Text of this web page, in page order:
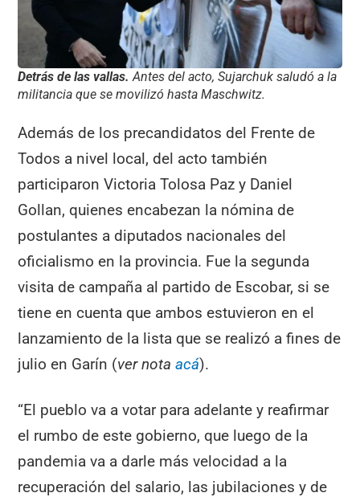
Detrás de las vallas. Antes del acto, Sujarchuk saludó a la
militancia que se movilizó hasta Maschwitz.
Además de los precandidatos del Frente de
Todos a nivel local, del acto también
participaron Victoria Tolosa Paz y Daniel
Gollan, quienes encabezan la nómina de
postulantes a diputados nacionales del
oficialismo en la provincia. Fue la segunda
visita de campaña al partido de Escobar, si se
tiene en cuenta que ambos estuvieron en el
lanzamiento de la lista que se realizó a fines de
julio en Garín (ver notaacá).
“El pueblo va a votar para adelante y reafirmar
el rumbo de este gobierno, que luego de la
pandemia va a darle más velocidad a la
recuperación del salario, las jubilaciones y de